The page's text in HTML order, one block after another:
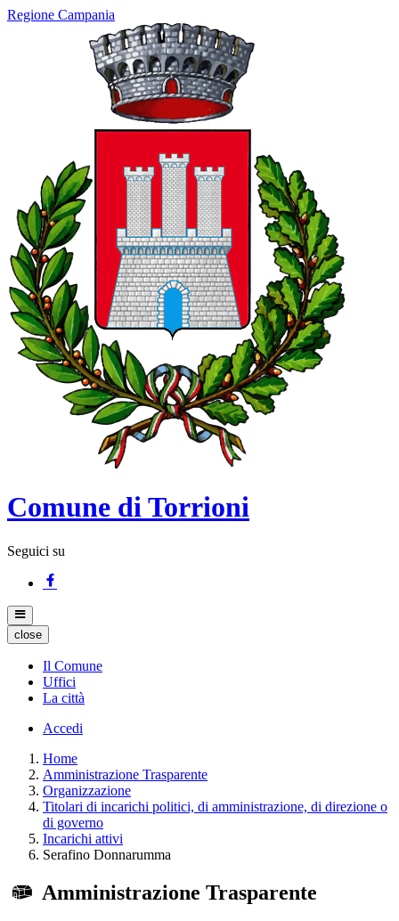
Regione Campania
Comune di Torrioni
Seguici su
close
Il Comune
Uffici
La città
Accedi
Home
Amministrazione Trasparente
Organizzazione
Titolari di incarichi politici, di amministrazione, di direzione o
di governo
Incarichi attivi
Serafino Donnarumma
Amministrazione Trasparente